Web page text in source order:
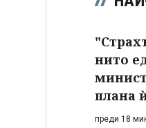
нито
плана
преди 18